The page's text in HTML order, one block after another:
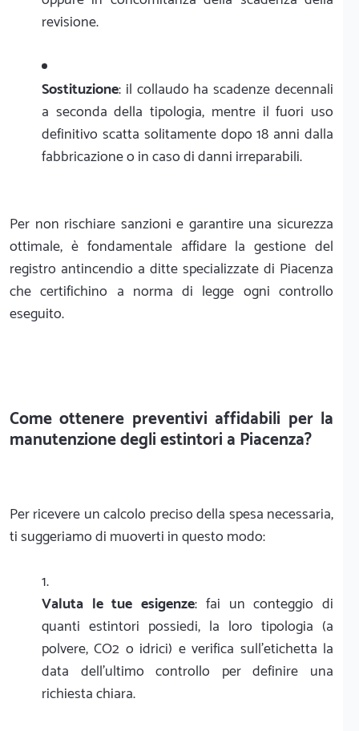
revisione.
Sostituzione: il collaudo ha scadenze decennali
a seconda della tipologia, mentre il fuori uso
definitivo scatta solitamente dopo 18 anni dalla
fabbricazione o in caso di danni irreparabili.
Per non rischiare sanzioni e garantire una sicurezza
ottimale, è fondamentale affidare la gestione del
registro antincendio a ditte specializzate di Piacenza
che certifichino a norma di legge ogni controllo
eseguito.
Come ottenere preventivi affidabili per la
manutenzione degli estintori a Piacenza?
Per ricevere un calcolo preciso della spesa necessaria,
ti suggeriamo di muoverti in questo modo:
Valuta le tue esigenze: fai un conteggio di
quanti estintori possiedi, la loro tipologia (a
polvere, CO2 o idrici) e verifica sull'etichetta la
data dell'ultimo controllo per definire una
richiesta chiara.